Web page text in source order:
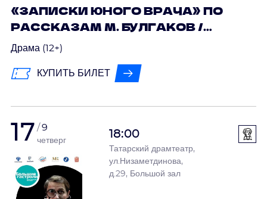
«ЗАПИСКИ ЮНОГО ВРАЧА» ПО
РАССКАЗАМ М. БУЛГАКОВ /
ГАСТРОЛИ МАРИЙСКОГО
ДРАМЫ ИМ. М. ШКЕТАНА
Драма (12+)
КУПИТЬ БИЛЕТ
17 9
четверг
18:00
Татарский драмтеатр,
ул.Низаметдинова,
д.29, Большой зал